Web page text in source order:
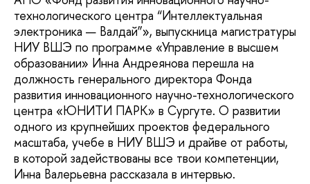
технологического центра “Интеллектуальная
электроника — Валдай”», выпускница магистратуры
НИУ ВШЭ по программе «Управление в высшем
образовании» Инна Андреянова перешла на
должность генерального директора Фонда
развития инновационного научно-технологического
центра «ЮНИТИ ПАРК» в Сургуте. О развитии
одного из крупнейших проектов федерального
масштаба, учебе в НИУ ВШЭ и драйве от работы,
в которой задействованы все твои компетенции,
Инна Валерьевна рассказала в интервью.